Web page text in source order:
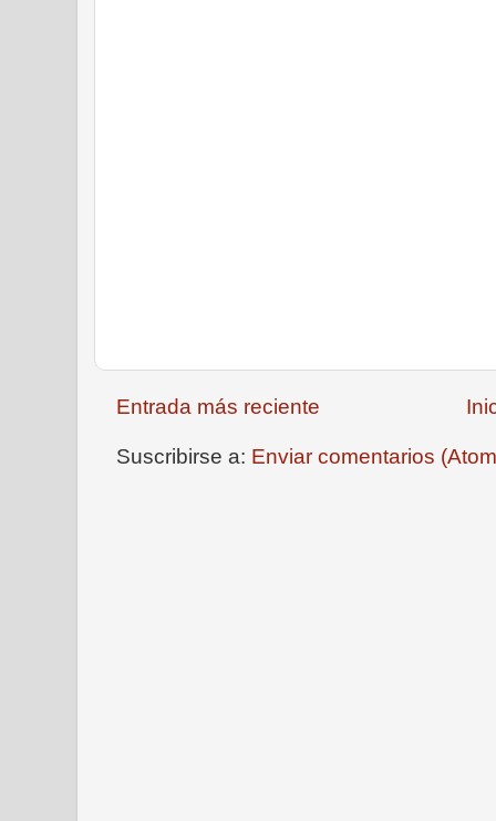
Entrada más reciente
Suscribirse a: Enviar comentarios